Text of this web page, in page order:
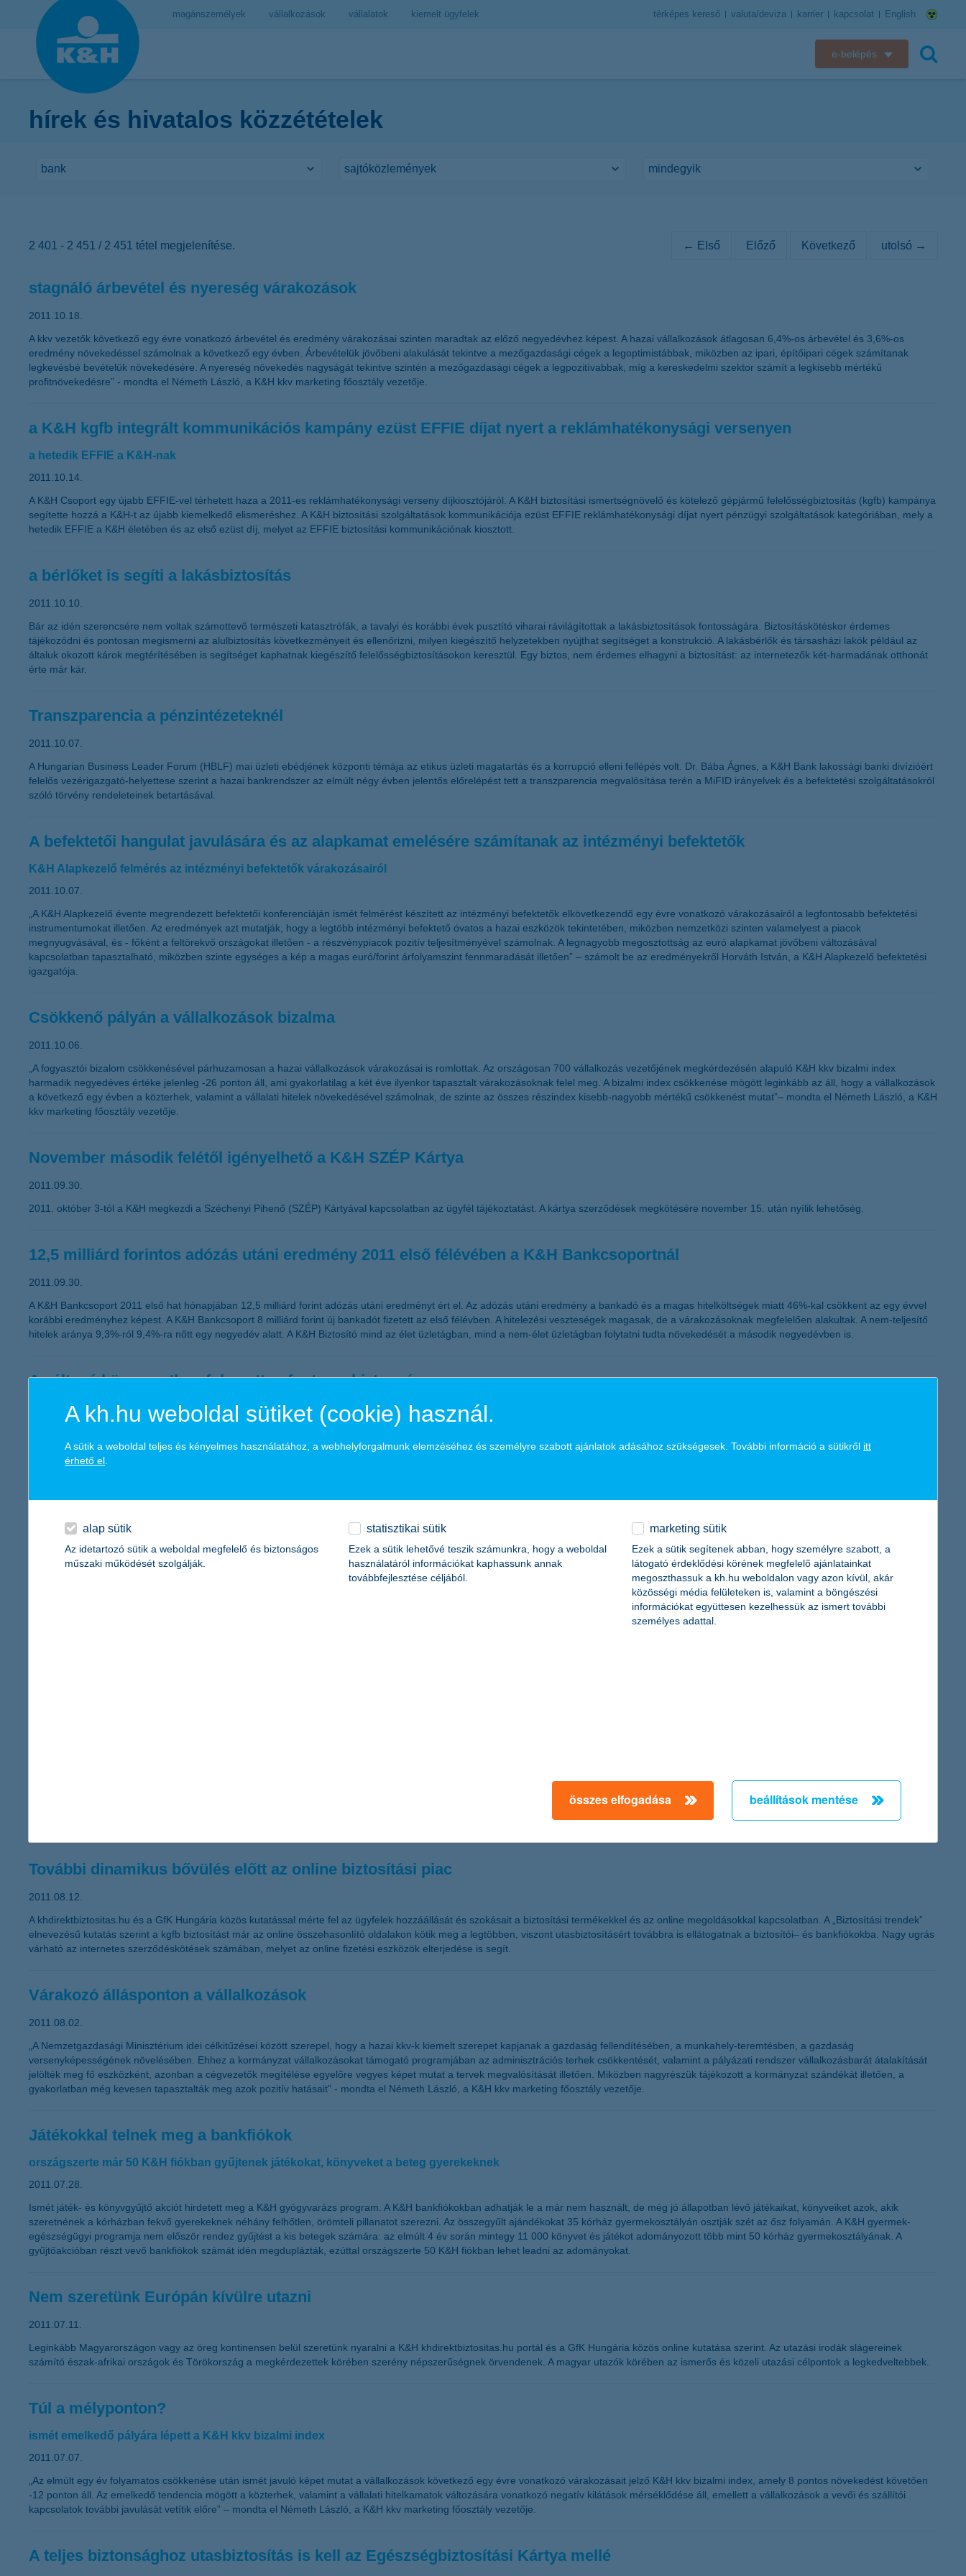
magánszemélyek vállalkozások vállalatok kiemelt ügyfelek térképes kereső valuta/deviza karrier kapcsolat English
e-belépés
K&H token megújítás
hírek és hivatalos közzétételek
2 401 - 2 451 / 2 451 tétel megjelenítése. ← Első Előző Következő utolsó →
stagnáló árbevétel és nyereség várakozások
2011.10.18.
A kkv vezetők következő egy évre vonatkozó árbevétel és eredmény várakozásai szinten maradtak az előző negyedévhez képest. A hazai vállalkozások átlagosan 6,4%-os árbevétel és 3,6%-os
eredmény növekedéssel számolnak a következő egy évben. Árbevételük jövőbeni alakulását tekintve a mezőgazdasági cégek a legoptimistábbak, miközben az ipari, építőipari cégek számítanak
legkevésbé bevételük növekedésére. A nyereség növekedés nagyságát tekintve szintén a mezőgazdasági cégek a legpozitívabbak, míg a kereskedelmi szektor számít a legkisebb mértékű
profitnövekedésre” - mondta el Németh László, a K&H kkv marketing főosztály vezetője.
a K&H kgfb integrált kommunikációs kampány ezüst EFFIE díjat nyert a reklámhatékonysági versenyen
a hetedik EFFIE a K&H-nak
2011.10.14.
A K&H Csoport egy újabb EFFIE-vel térhetett haza a 2011-es reklámhatékonysági verseny díjkiosztójáról. A K&H biztosítási ismertségnövelő és kötelező gépjármű felelősségbiztosítás (kgfb) kampánya
segítette hozzá a K&H-t az újabb kiemelkedő elismeréshez. A K&H biztosítási szolgáltatások kommunikációja ezüst EFFIE reklámhatékonysági díjat nyert pénzügyi szolgáltatások kategóriában, mely a
hetedik EFFIE a K&H életében és az első ezüst díj, melyet az EFFIE biztosítási kommunikációnak kiosztott.
a bérlőket is segíti a lakásbiztosítás
2011.10.10.
Bár az idén szerencsére nem voltak számottevő természeti katasztrófák, a tavalyi és korábbi évek pusztító viharai rávilágítottak a lakásbiztosítások fontosságára. Biztosításkötéskor érdemes
tájékozódni és pontosan megismerni az alulbiztosítás következményeit és ellenőrizni, milyen kiegészítő helyzetekben nyújthat segítséget a konstrukció. A lakásbérlők és társasházi lakók például az
általuk okozott károk megtérítésében is segítséget kaphatnak kiegészítő felelősségbiztosításokon keresztül. Egy biztos, nem érdemes elhagyni a biztosítást: az internetezők két-harmadának otthonát
érte már kár.
Transzparencia a pénzintézeteknél
2011.10.07.
A Hungarian Business Leader Forum (HBLF) mai üzleti ebédjének központi témája az etikus üzleti magatartás és a korrupció elleni fellépés volt. Dr. Bába Ágnes, a K&H Bank lakossági banki divízióért
felelős vezérigazgató-helyettese szerint a hazai bankrendszer az elmúlt négy évben jelentős előrelépést tett a transzparencia megvalósítása terén a MiFID irányelvek és a befektetési szolgáltatásokról
szóló törvény rendeleteinek betartásával.
A befektetői hangulat javulására és az alapkamat emelésére számítanak az intézményi befektetők
K&H Alapkezelő felmérés az intézményi befektetők várakozásairól
2011.10.07.
„A K&H Alapkezelő évente megrendezett befektetői konferenciáján ismét felmérést készített az intézményi befektetők elkövetkezendő egy évre vonatkozó várakozásairól a legfontosabb befektetési
instrumentumokat illetően. Az eredmények azt mutatják, hogy a legtöbb intézményi befektető óvatos a hazai eszközök tekintetében, miközben nemzetközi szinten valamelyest a piacok
megnyugvásával, és - főként a feltörekvő országokat illetően - a részvénypiacok pozitív teljesítményével számolnak. A legnagyobb megosztottság az euró alapkamat jövőbeni változásával
kapcsolatban tapasztalható, miközben szinte egységes a kép a magas euró/forint árfolyamszint fennmaradását illetően” – számolt be az eredményekről Horváth István, a K&H Alapkezelő befektetési
igazgatója.
Csökkenő pályán a vállalkozások bizalma
2011.10.06.
„A fogyasztói bizalom csökkenésével párhuzamosan a hazai vállalkozások várakozásai is romlottak. Az országosan 700 vállalkozás vezetőjének megkérdezésén alapuló K&H kkv bizalmi index
harmadik negyedéves értéke jelenleg -26 ponton áll, ami gyakorlatilag a két éve ilyenkor tapasztalt várakozásoknak felel meg. A bizalmi index csökkenése mögött leginkább az áll, hogy a vállalkozások
a következő egy évben a közterhek, valamint a vállalati hitelek növekedésével számolnak, de szinte az összes részindex kisebb-nagyobb mértékű csökkenést mutat”– mondta el Németh László, a K&H
kkv marketing főosztály vezetője.
November második felétől igényelhető a K&H SZÉP Kártya
2011.09.30.
2011. október 3-tól a K&H megkezdi a Széchenyi Pihenő (SZÉP) Kártyával kapcsolatban az ügyfél tájékoztatást. A kártya szerződések megkötésére november 15. után nyílik lehetőség.
12,5 milliárd forintos adózás utáni eredmény 2011 első félévében a K&H Bankcsoportnál
2011.09.30.
A K&H Bankcsoport 2011 első hat hónapjában 12,5 milliárd forint adózás utáni eredményt ért el. Az adózás utáni eredmény a bankadó és a magas hitelköltségek miatt 46%-kal csökkent az egy évvel
korábbi eredményhez képest. A K&H Bankcsoport 8 milliárd forint új bankadót fizetett az első félévben. A hitelezési veszteségek magasak, de a várakozásoknak megfelelően alakultak. A nem-teljesítő
hitelek aránya 9,3%-ról 9,4%-ra nőtt egy negyedév alatt. A K&H Biztosító mind az élet üzletágban, mind a nem-élet üzletágban folytatni tudta növekedését a második negyedévben is.
A változó környezetben fokozottan fontos a biztonság
2011.09.23.
merül fel jogosan a kérdés a befektetők részéről. Ilyen időszakban azokra a befektetési lehetőségekre érdemes fokozottan figyelni, amelyek néhány év távlatában esélyt adnak a növekedésnek,
miközben megvédenek a veszteségektől” – javasolja Zobor Zsuzsanna, a K&H Alapkezelő vezérigazgatója.
A cafeteria juttatások a kkv-knál is népszerűek
2011.09.19.
„Továbbra is komoly szerepet kapnak a vállalkozások életében a béren kívüli juttatások, mivel a hazai kkv-k többsége a következő egy évben is beépíti azokat a juttatási rendszerébe. A cégvezetők
elmondása alapján egyértelműen az étkezési hozzájárulás és a közlekedési költségtérítés a leggyakrabban alkalmazott béren kívüli juttatás, míg a Széchenyi Pihenő Kártyával kapcsolatban egyelőre
kivárás tapasztalható” – mondta el Németh László, a K&H kkv marketing főosztály vezetője.
Az életbiztosítási piac növekedését 2013-tól lassan követi a nem-élet üzletág a K&H Biztosító piaci előrejelzése
„Végre elérhető a kkv-k körében egyik legnagyobb népszerűségnek örvendő uniós támogatás, a telephely-fejlesztési pályázat kitöltő programjai, így benyújthatóak a támogatási kérelmek. Egyúttal a
benyújtási határidő is módosult 2011. szeptember 19-re, azonban a dél-alföldi, észak-alföldi és észak-magyarországi régió esetében továbbra is 2011. december 30. a végső benyújtási határidő” –
További dinamikus bővülés előtt az online biztosítási piac
2011.08.12.
A khdirektbiztositas.hu és a GfK Hungária közös kutatással mérte fel az ügyfelek hozzáállását és szokásait a biztosítási termékekkel és az online megoldásokkal kapcsolatban. A „Biztosítási trendek”
elnevezésű kutatás szerint a kgfb biztosítást már az online összehasonlító oldalakon kötik meg a legtöbben, viszont utasbiztosításért továbbra is ellátogatnak a biztosítói– és bankfiókokba. Nagy ugrás
várható az internetes szerződéskötések számában, melyet az online fizetési eszközök elterjedése is segít.
Várakozó állásponton a vállalkozások
2011.08.02.
„A Nemzetgazdasági Minisztérium idei célkitűzései között szerepel, hogy a hazai kkv-k kiemelt szerepet kapjanak a gazdaság fellendítésében, a munkahely-teremtésben, a gazdaság
versenyképességének növelésében. Ehhez a kormányzat vállalkozásokat támogató programjában az adminisztrációs terhek csökkentését, valamint a pályázati rendszer vállalkozásbarát átalakítását
jelölték meg fő eszközként, azonban a cégvezetők megítélése egyelőre vegyes képet mutat a tervek megvalósítását illetően. Miközben nagyrészük tájékozott a kormányzat szándékát illetően, a
gyakorlatban még kevesen tapasztalták meg azok pozitív hatásait” - mondta el Németh László, a K&H kkv marketing főosztály vezetője.
Játékokkal telnek meg a bankfiókok
országszerte már 50 K&H fiókban gyűjtenek játékokat, könyveket a beteg gyerekeknek
2011.07.28.
Ismét játék- és könyvgyűjtő akciót hirdetett meg a K&H gyógyvarázs program. A K&H bankfiókokban adhatják le a már nem használt, de még jó állapotban lévő játékaikat, könyveiket azok, akik
szeretnének a kórházban fekvő gyerekeknek néhány felhőtlen, örömteli pillanatot szerezni. Az összegyűlt ajándékokat 35 kórház gyermekosztályán osztják szét az ősz folyamán. A K&H gyermek-
egészségügyi programja nem először rendez gyűjtést a kis betegek számára: az elmúlt 4 év során mintegy 11 000 könyvet és játékot adományozott több mint 50 kórház gyermekosztályának. A
gyűjtőakcióban részt vevő bankfiókok számát idén megduplázták, ezúttal országszerte 50 K&H fiókban lehet leadni az adományokat.
Nem szeretünk Európán kívülre utazni
2011.07.11.
Leginkább Magyarországon vagy az öreg kontinensen belül szeretünk nyaralni a K&H khdirektbiztositas.hu portál és a GfK Hungária közös online kutatása szerint. Az utazási irodák slágereinek
számító észak-afrikai országok és Törökország a megkérdezettek körében szerény népszerűségnek örvendenek. A magyar utazók körében az ismerős és közeli utazási célpontok a legkedveltebbek.
Túl a mélyponton?
ismét emelkedő pályára lépett a K&H kkv bizalmi index
2011.07.07.
„Az elmúlt egy év folyamatos csökkenése után ismét javuló képet mutat a vállalkozások következő egy évre vonatkozó várakozásait jelző K&H kkv bizalmi index, amely 8 pontos növekedést követően
-12 ponton áll. Az emelkedő tendencia mögött a közterhek, valamint a vállalati hitelkamatok változására vonatkozó negatív kilátások mérséklődése áll, emellett a vállalkozások a vevői és szállítói
kapcsolatok további javulását vetítik előre” – mondta el Németh László, a K&H kkv marketing főosztály vezetője.
A teljes biztonsághoz utasbiztosítás is kell az Egészségbiztosítási Kártya mellé
A kh.hu weboldal sütiket (cookie) használ.
A sütik a weboldal teljes és kényelmes használatához, a webhelyforgalmunk elemzéséhez és személyre szabott ajánlatok adásához szükségesek. További információ a sütikről itt
érhető el
alap sütik
Az idetartozó sütik a weboldal megfelelő és biztonságos
műszaki működését szolgálják.
statisztikai sütik
Ezek a sütik lehetővé teszik számunkra, hogy a weboldal
használatáról információkat kaphassunk annak
továbbfejlesztése céljából.
marketing sütik
Ezek a sütik segítenek abban, hogy személyre szabott, a
látogató érdeklődési körének megfelelő ajánlatainkat
megoszthassuk a kh.hu weboldalon vagy azon kívül, akár
közösségi média felületeken is, valamint a böngészési
információkat együttesen kezelhessük az ismert további
személyes adattal.
összes elfogadása beállítások mentése